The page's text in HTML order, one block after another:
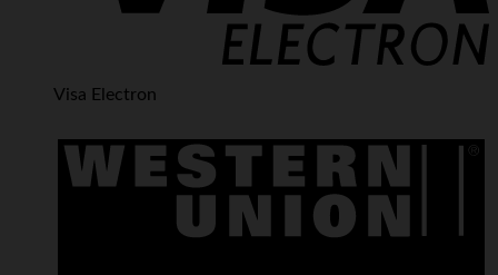
Visa Electron